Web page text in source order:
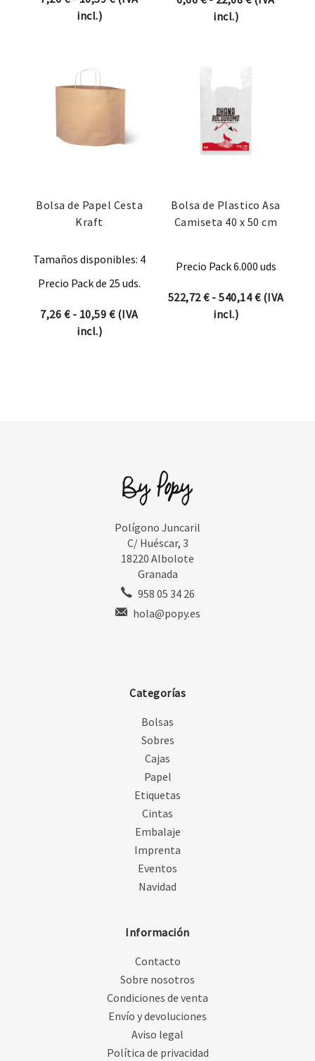
incl.)
incl.)
Bolsa de Papel Cesta
Kraft
Tamaños disponibles: 4
Precio Pack de 25 uds.
7,26 € - 10,59 €Rango de precios: desde 7,26 € hasta
(IVA
incl.)
Bolsa de Plastico Asa
Camiseta 40 x 50 cm
Precio Pack 6.000 uds
522,72€ - 540,14€Rango de
(IVA
incl.)
Polígono Juncaril
C/ Huéscar, 3
18220 Albolote
Granada
958 05 34 26
hola@popy.es
Categorías
Bolsas
Sobres
Cajas
Papel
Etiquetas
Cintas
Embalaje
Imprenta
Eventos
Navidad
Información
Contacto
Sobre nosotros
Condiciones de venta
Envío y devoluciones
Aviso legal
Política de privacidad